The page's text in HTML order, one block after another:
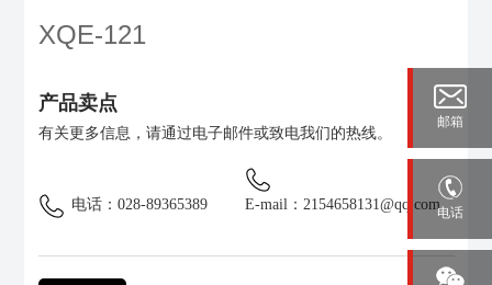
XQE-121
产品卖点
有关更多信息，请通过电子邮件或致电我们的热线。
电话：028-89365389 E-mail：2154658131@qq.com
邮箱
电话